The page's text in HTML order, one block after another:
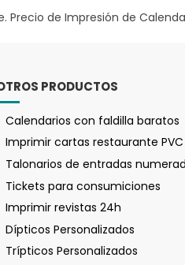
Precio de Impresión de
PRODUCTOS
Calendarios con faldilla baratos
Imprimir cartas restaurante PVC
Talonarios de entradas
Tickets para consumiciones
Imprimir revistas 24h
Dípticos Personalizados
Trípticos Personalizados